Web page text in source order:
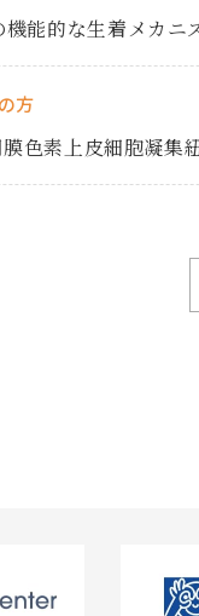
能的な生着メカニ
方
色素上皮細胞凝集